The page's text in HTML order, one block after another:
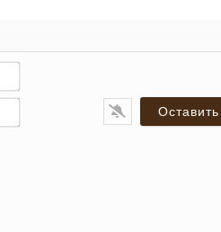
Имя*
Email*